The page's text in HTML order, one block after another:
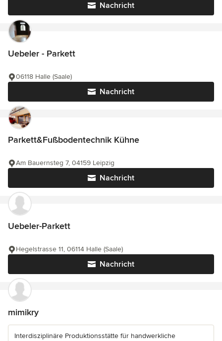
Nachricht
Uebeler - Parkett
Nachricht
06118 Halle (Saale)
Parkett&Fußbodentechnik Kühne
Nachricht
Am Bauernsteg 7, 04159 Leipzig
Uebeler-Parkett
Nachricht
Hegelstrasse 11, 06114 Halle (Saale)
mimikry
Interdisziplinäre Produktionsstätte für handwerkliche